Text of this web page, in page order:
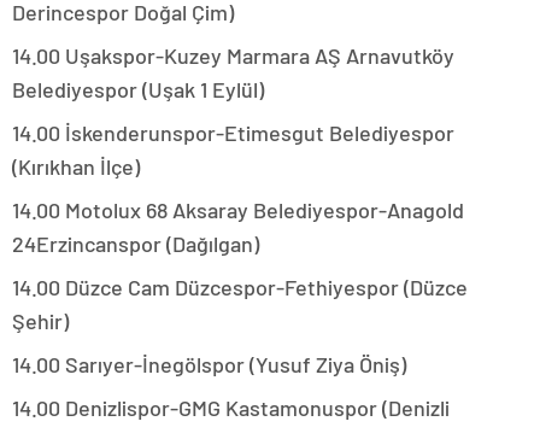
Derincespor Doğal Çim)
14.00 Uşakspor-Kuzey Marmara AŞ Arnavutköy
Belediyespor (Uşak 1 Eylül)
14.00 İskenderunspor-Etimesgut Belediyespor
(Kırıkhan İlçe)
14.00 Motolux 68 Aksaray Belediyespor-Anagold
24Erzincanspor (Dağılgan)
14.00 Düzce Cam Düzcespor-Fethiyespor (Düzce
Şehir)
14.00 Sarıyer-İnegölspor (Yusuf Ziya Öniş)
14.00 Denizlispor-GMG Kastamonuspor (Denizli